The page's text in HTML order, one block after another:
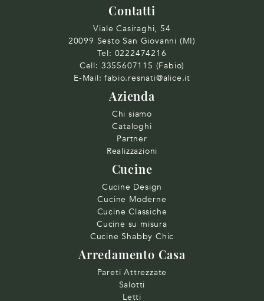
Contatti
Viale Casiraghi, 54
20099 Sesto San Giovanni (MI)
Tel: 0222474216
Cell: 3355607115 (Fabio)
E-Mail: fabio.resnati@alice.it
Azienda
Chi siamo
Cataloghi
Partner
Realizzazioni
Cucine
Cucine Design
Cucine Moderne
Cucine Classiche
Cucine su misura
Cucine Shabby Chic
Arredamento Casa
Pareti Attrezzate
Salotti
Letti